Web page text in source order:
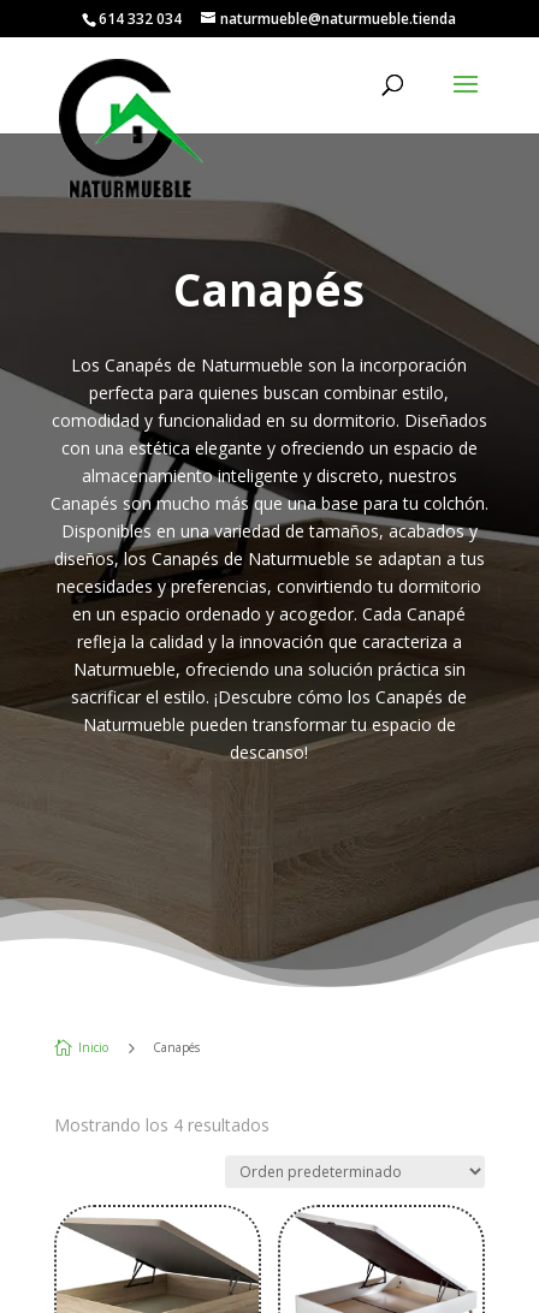
614 332 034 naturmueble@naturmueble.tienda
Canapés
Los Canapés de Naturmueble son la incorporación
perfecta para quienes buscan combinar estilo,
comodidad y funcionalidad en su dormitorio. Diseñados
con una estética elegante y ofreciendo un espacio de
almacenamiento inteligente y discreto, nuestros
Canapés son mucho más que una base para tu colchón.
Disponibles en una variedad de tamaños, acabados y
diseños, los Canapés de Naturmueble se adaptan a tus
necesidades y preferencias, convirtiendo tu dormitorio
en un espacio ordenado y acogedor. Cada Canapé
refleja la calidad y la innovación que caracteriza a
Naturmueble, ofreciendo una solución práctica sin
sacrificar el estilo. ¡Descubre cómo los Canapés de
Naturmueble pueden transformar tu espacio de
descanso!
 Inicio 5 Canapés
Mostrando los 4 resultados